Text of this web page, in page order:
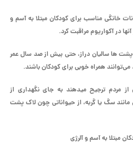
خانگی مناسب برای کودکان مبتلا به آسم و
در آکواریوم مراقبت کرد.
ها سالیان دراز، حتی بیش از صد سال عمر
همراه خوبی برای کودکان باشند.
از سوی دیگر، امروزه بسیاری از مردم ترجیح می‎دهند به جای نگهداری از
سگ یا گربه، از حیواناتی چون لاک پشت
مبتلا به آسم و آلرژی